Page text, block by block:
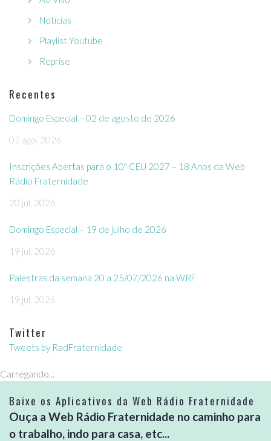
Notícias
Playlist Youtube
Reprise
Recentes
Domingo Especial – 02 de agosto de 2026
02 ago, 2026
Inscrições Abertas para o 10º CEU 2027 – 18 Anos da Web
Rádio Fraternidade
20 jul, 2026
Domingo Especial – 19 de julho de 2026
19 jul, 2026
Palestras da semana 20 a 25/07/2026 na WRF
19 jul, 2026
Twitter
Tweets by RadFraternidade
Carregando...
Baixe os Aplicativos da Web Rádio Fraternidade
Ouça a Web Rádio Fraternidade no caminho para
o trabalho, indo para casa, etc...